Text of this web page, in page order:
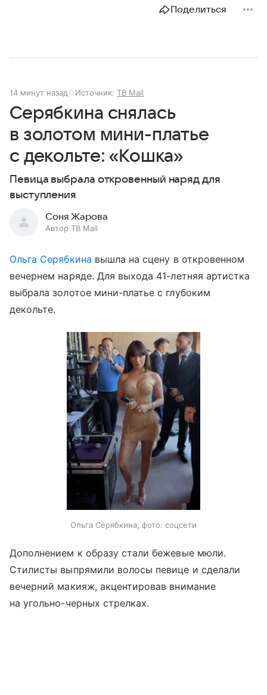
Поделиться
14 минут назад Источник: ТВ Mail
Серябкина снялась
в золотом мини-платье
с декольте: «Кошка»
Певица выбрала откровенный наряд для
выступления
Соня Жарова
Автор ТВ Mail
Ольга Серябкина вышла на сцену в откровенном
вечернем наряде. Для выхода 41-летняя артистка
выбрала золотое мини-платье с глубоким
декольте.
Ольга Серябкина, фото: соцсети
Дополнением к образу стали бежевые мюли.
Стилисты выпрямили волосы певице и сделали
вечерний макияж, акцентировав внимание
на угольно-черных стрелках.